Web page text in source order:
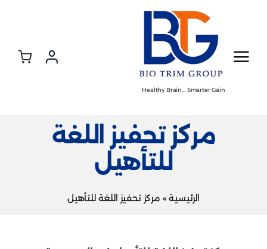
Healthy Brain… Smarter Gain
مركز تحفيز اللغة
للتأهيل
الرئيسية» مركز تحفيز اللغة للتأهيل